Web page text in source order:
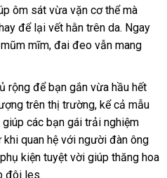
ôm sát vừa vặn cơ thể mà
để lại vết hằn trên da. Ngay
mĩm, đai đeo vẫn mang
rộng để bạn gắn vừa hầu hết
trên thị trường, kể cả mẫu
các bạn gái trải nghiệm
quan hệ với người đàn ông
kiện tuyệt vời giúp thăng hoa
đôi les.